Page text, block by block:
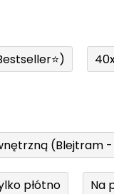
(Blejtram
płótno Na